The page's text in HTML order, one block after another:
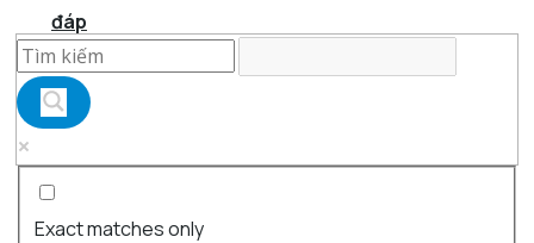
đáp
Exact matches only